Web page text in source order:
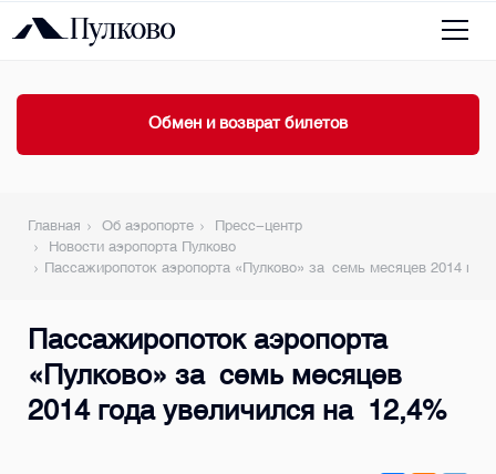
Обмен и возврат билетов
Главная Об аэропорте
Пресс-центр
Новости аэропорта Пулково
Пассажиропоток аэропорта «Пулково» за семь месяцев 2014
Пассажиропоток аэропорта
«Пулково» за семь месяцев
2014 года увеличился на 12,4%